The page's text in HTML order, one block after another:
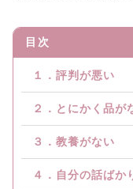
目次
１．評判が悪い
２．とにかく品が
３．教養がない
４．自分の話ばか